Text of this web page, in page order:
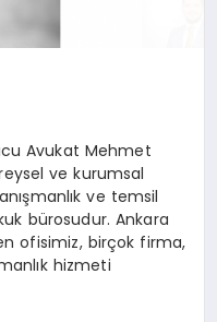
Avukat Mehmet
ve kurumsal
ve temsil
bürosudur. Ankara
ofisimiz, birçok firma,
hizmeti